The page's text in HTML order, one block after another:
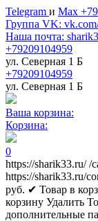
Telegram и Max
Группа VK:
Наша почта:
+79209104959
ул. Северная 1 Б
+79209104959
ул. Северная 1 Б
Ваша корзина:
Корзина:
0
https://sharik33.ru/ /
https://sharik33.ru/
руб. ✔ Товар в
корзину Удалить
дополнительные